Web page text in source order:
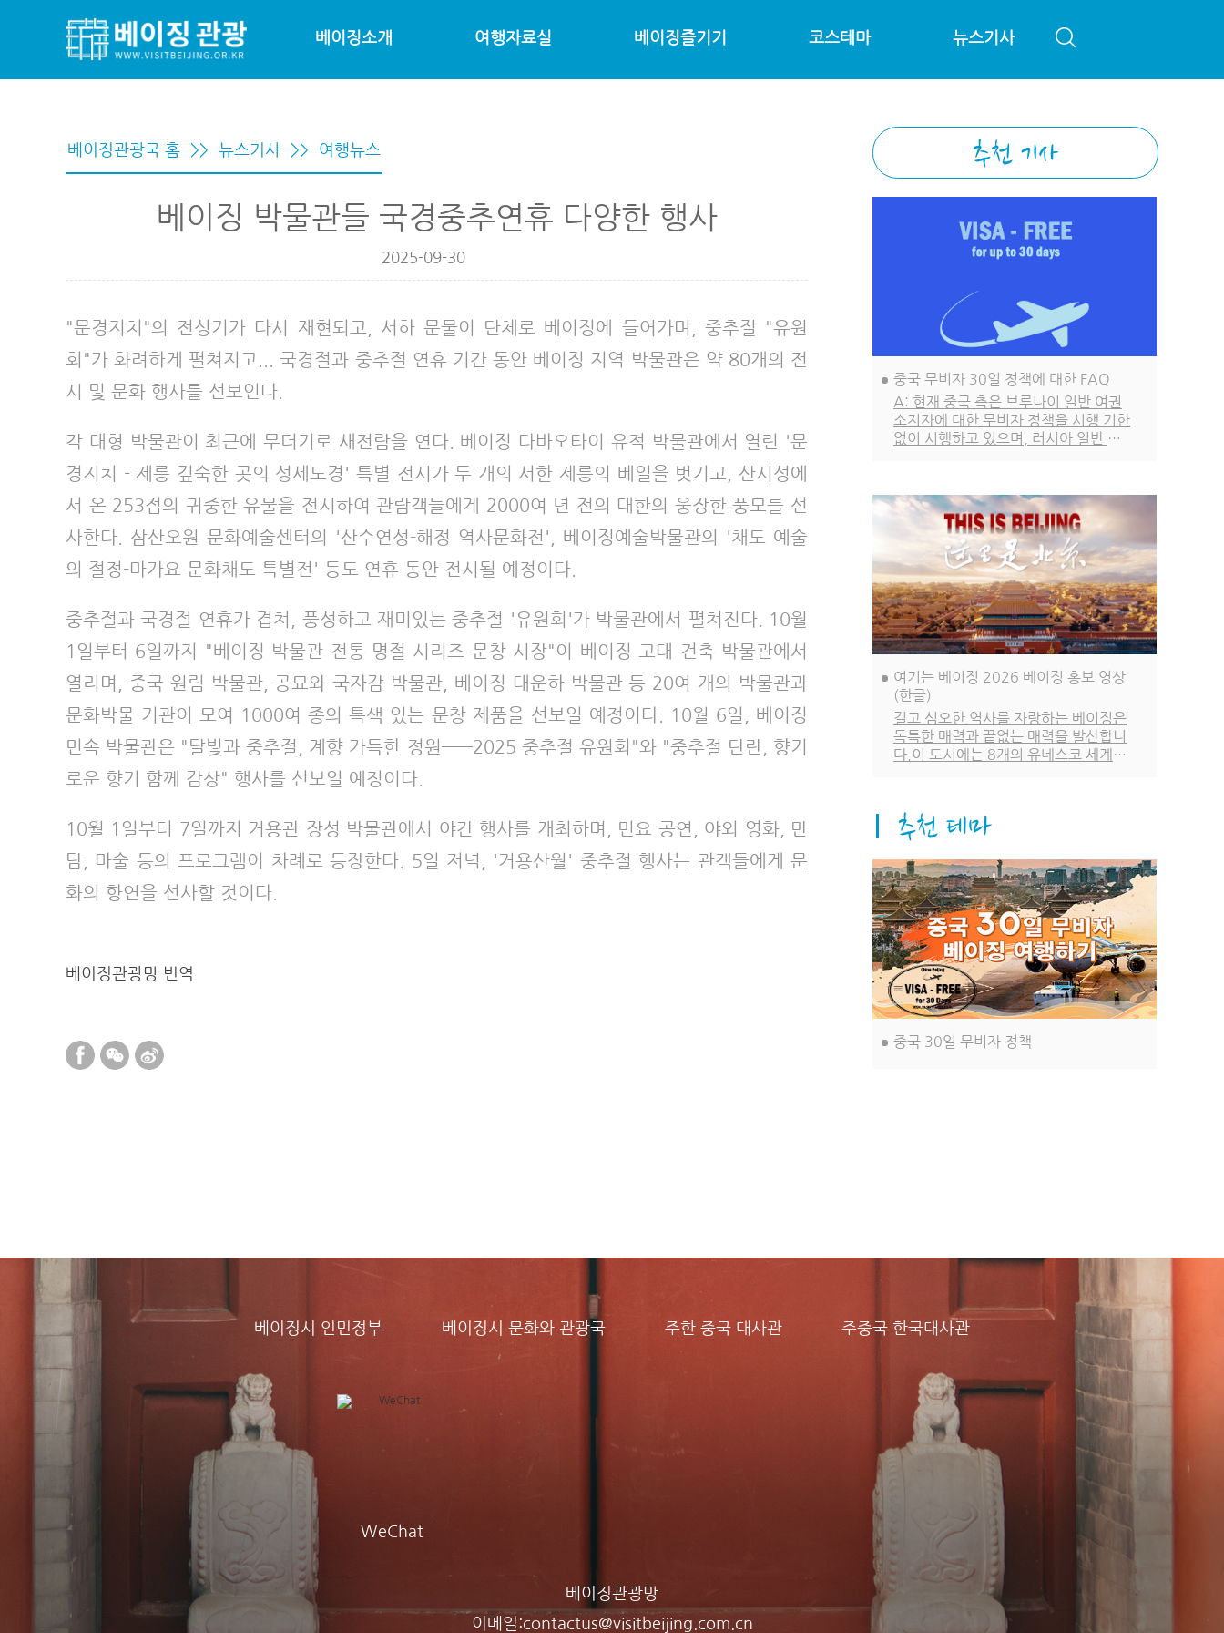
베이징소개 여행자료실 베이징즐기기 코스테마 뉴스기사
베이징관광국 홈 >> 뉴스기사 >> 여행뉴스
베이징 박물관들 국경중추연휴 다양한 행사
2025-09-30
"문경지치"의 전성기가 다시 재현되고, 서하 문물이 단체로 베이징에 들어가며, 중추절 "유원
회"가 화려하게 펼쳐지고... 국경절과 중추절 연휴 기간 동안 베이징 지역 박물관은 약 80개의 전
시 및 문화 행사를 선보인다.
각 대형 박물관이 최근에 무더기로 새전람을 연다. 베이징 다바오타이 유적 박물관에서 열린 '문
경지치 - 제릉 깊숙한 곳의 성세도경' 특별 전시가 두 개의 서한 제릉의 베일을 벗기고, 산시성에
서 온 253점의 귀중한 유물을 전시하여 관람객들에게 2000여 년 전의 대한의 웅장한 풍모를 선
사한다. 삼산오원 문화예술센터의 '산수연성-해정 역사문화전', 베이징예술박물관의 '채도 예술
의 절정-마가요 문화채도 특별전' 등도 연휴 동안 전시될 예정이다.
중추절과 국경절 연휴가 겹쳐, 풍성하고 재미있는 중추절 '유원회'가 박물관에서 펼쳐진다. 10월
1일부터 6일까지 "베이징 박물관 전통 명절 시리즈 문창 시장"이 베이징 고대 건축 박물관에서
열리며, 중국 원림 박물관, 공묘와 국자감 박물관, 베이징 대운하 박물관 등 20여 개의 박물관과
문화박물 기관이 모여 1000여 종의 특색 있는 문창 제품을 선보일 예정이다. 10월 6일, 베이징
민속 박물관은 "달빛과 중추절, 계향 가득한 정원——2025 중추절 유원회"와 "중추절 단란, 향기
로운 향기 함께 감상" 행사를 선보일 예정이다.
10월 1일부터 7일까지 거용관 장성 박물관에서 야간 행사를 개최하며, 민요 공연, 야외 영화, 만
담, 마술 등의 프로그램이 차례로 등장한다. 5일 저녁, '거용산월' 중추절 행사는 관객들에게 문
화의 향연을 선사할 것이다.
베이징관광망 번역
중국 무비자 30일 정책에 대한 FAQ
A: 현재 중국 측은 브루나이 일반 여권
소지자에 대한 무비자 정책을 시행 기한
없이 시행하고 있으며, 러시아 일반 여
지 48개국 일반 여권 소지자에 대한 무
비자 정책은 2026년 12월 31일까지
시행됩니다.
여기는 베이징 2026 베이징 홍보 영상
(한글)
길고 심오한 역사를 자랑하는 베이징은
독특한 매력과 끝없는 매력을 발산합니
다.이 도시에는 8개의 유네스코 세계문
빛나는 도시 문명이 계승되고 이어져 왔
습니다. 이러한 측면들이 이 도시, 바로
베이징을 더욱 아름답고 독특하게 만들
어 줍니다.
중국 30일 무비자 정책
베이징시 인민정부 베이징시 문화와 관광국 주한 중국 대사관 주중국 한국대사관
WeChat
베이징관광망
이메일:contactus@visitbeijing.com.cn